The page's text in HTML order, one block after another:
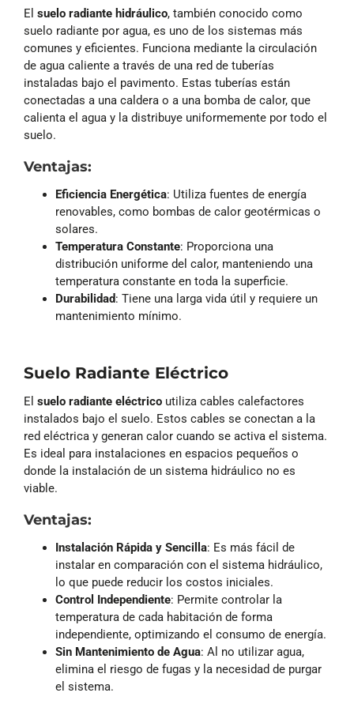
El suelo radiante hidráulico, también conocido como
suelo radiante por agua, es uno de los sistemas más
comunes y eficientes. Funciona mediante la circulación
de agua caliente a través de una red de tuberías
instaladas bajo el pavimento. Estas tuberías están
conectadas a una caldera o a una bomba de calor, que
calienta el agua y la distribuye uniformemente por todo el
suelo.
Ventajas:
Eficiencia Energética: Utiliza fuentes de energía
renovables, como bombas de calor geotérmicas o
solares.
Temperatura Constante: Proporciona una
distribución uniforme del calor, manteniendo una
temperatura constante en toda la superficie.
Durabilidad: Tiene una larga vida útil y requiere un
mantenimiento mínimo.
Suelo Radiante Eléctrico
El suelo radiante eléctrico utiliza cables calefactores
instalados bajo el suelo. Estos cables se conectan a la
red eléctrica y generan calor cuando se activa el sistema.
Es ideal para instalaciones en espacios pequeños o
donde la instalación de un sistema hidráulico no es
viable.
Ventajas:
Instalación Rápida y Sencilla: Es más fácil de
instalar en comparación con el sistema hidráulico,
lo que puede reducir los costos iniciales.
Control Independiente: Permite controlar la
temperatura de cada habitación de forma
independiente, optimizando el consumo de energía.
Sin Mantenimiento de Agua: Al no utilizar agua,
elimina el riesgo de fugas y la necesidad de purgar
el sistema.